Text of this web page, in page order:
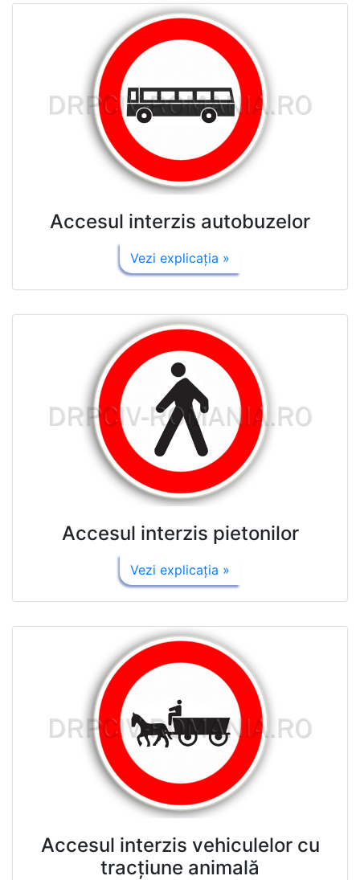
Accesul interzis autobuzelor
Vezi explicaţia »
Accesul interzis pietonilor
Vezi explicaţia »
Accesul interzis vehiculelor cu
tracţiune animală